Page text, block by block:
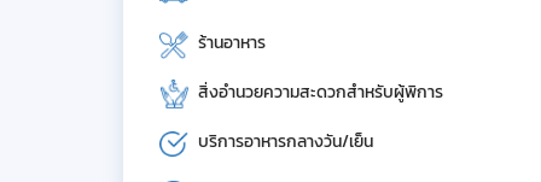
ร้านอาหาร
สิ่งอำนวยความสะดวกสำหรับผู้พิการ
บริการอาหารกลางวัน/เย็น